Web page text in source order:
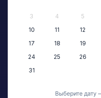
3
4 5
10
11 12
17
18 19
24
25 26
31
Выберите дату